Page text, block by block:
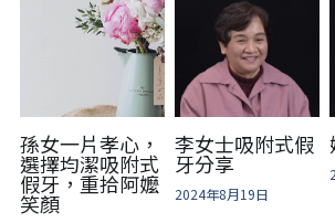
孫女一片孝心，
選擇均潔吸附式
假牙，重拾阿嬤
笑顏
李女士吸附式假
牙分享
2024年8月19日